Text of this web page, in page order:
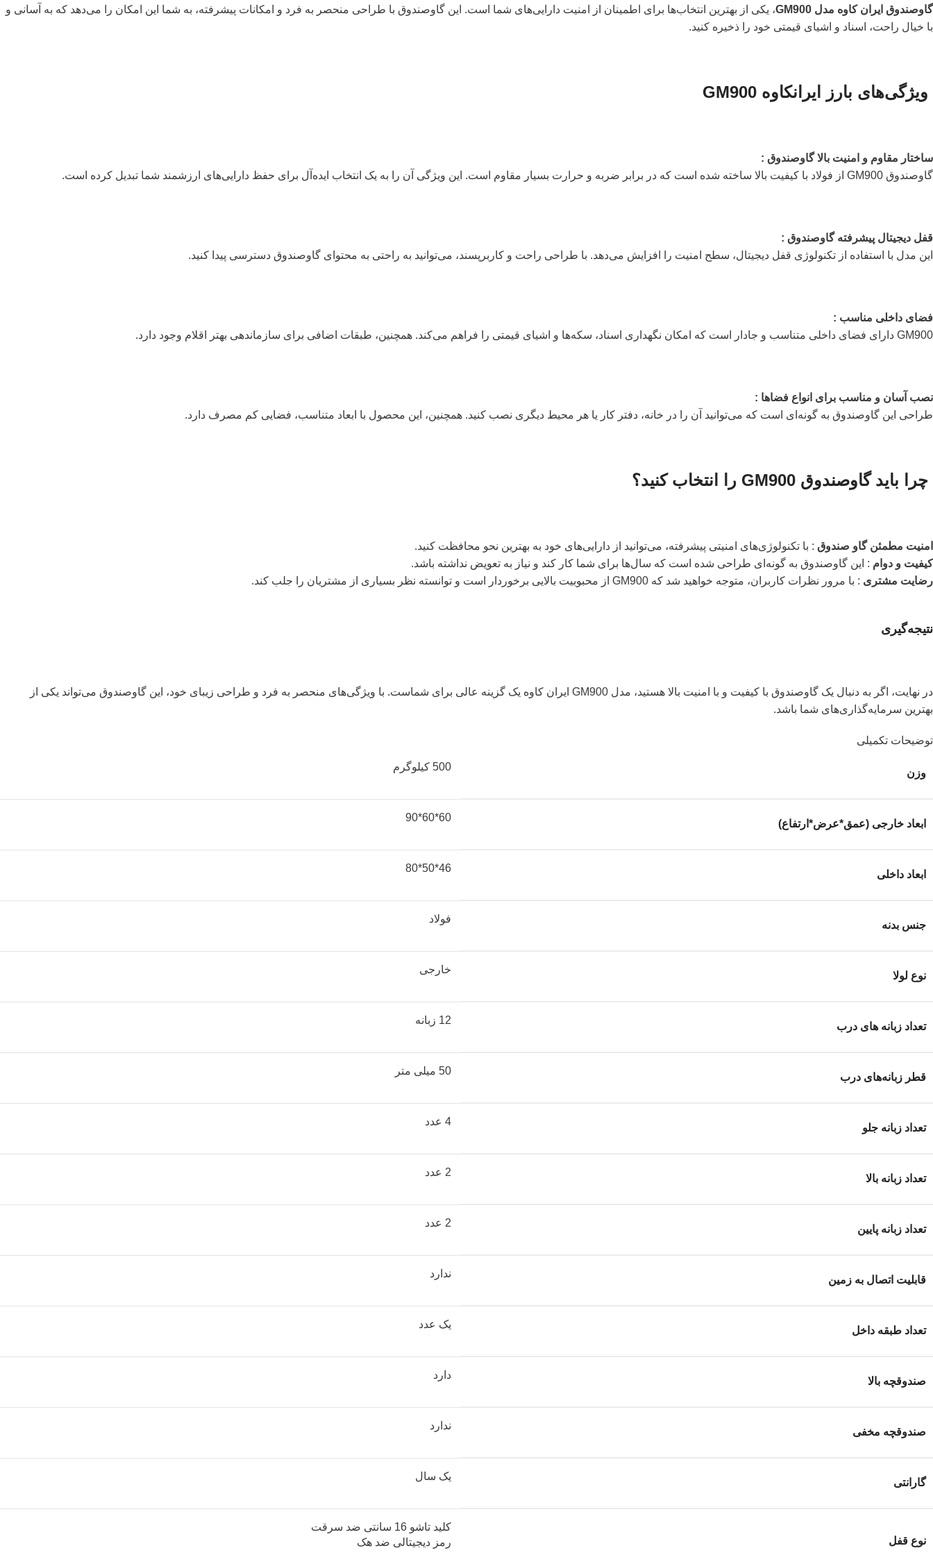
گاوصندوق ایران کاوه مدل GM900
، یکی از بهترین انتخاب‌ها برای اطمینان از امنیت دارایی‌های شما است. این گاوصندوق با طراحی منحصر به فرد و امکانات پیشرفته، به شما این امکان را می‌دهد که به آسانی و
با خیال راحت، اسناد و اشیای قیمتی خود را ذخیره کنید.
ویژگی‌های بارز ایرانکاوه GM900
ساختار مقاوم و امنیت بالا گاوصندوق :
گاوصندوق GM900 از فولاد با کیفیت بالا ساخته شده است که در برابر ضربه و حرارت بسیار مقاوم است. این ویژگی آن را به یک انتخاب ایده‌آل برای حفظ دارایی‌های ارزشمند شما تبدیل کرده است.
قفل دیجیتال پیشرفته گاوصندوق :
این مدل با استفاده از تکنولوژی قفل دیجیتال، سطح امنیت را افزایش می‌دهد. با طراحی راحت و کاربرپسند، می‌توانید به راحتی به محتوای گاوصندوق دسترسی پیدا کنید.
فضای داخلی مناسب :
GM900 دارای فضای داخلی متناسب و جادار است که امکان نگهداری اسناد، سکه‌ها و اشیای قیمتی را فراهم می‌کند. همچنین، طبقات اضافی برای سازماندهی بهتر اقلام وجود دارد.
نصب آسان و مناسب برای انواع فضاها :
طراحی این گاوصندوق به گونه‌ای است که می‌توانید آن را در خانه، دفتر کار یا هر محیط دیگری نصب کنید. همچنین، این محصول با ابعاد متناسب، فضایی کم مصرف دارد.
چرا باید گاوصندوق GM900 را انتخاب کنید؟
امنیت مطمئن گاو صندوق : با تکنولوژی‌های امنیتی پیشرفته، می‌توانید از دارایی‌های خود به بهترین نحو محافظت کنید.
کیفیت و دوام : این گاوصندوق به گونه‌ای طراحی شده است که سال‌ها برای شما کار کند و نیاز به تعویض نداشته باشد.
رضایت مشتری : با مرور نظرات کاربران، متوجه خواهید شد که GM900 از محبوبیت بالایی برخوردار است و توانسته نظر بسیاری از مشتریان را جلب کند.
نتیجه‌گیری
در نهایت، اگر به دنبال یک گاوصندوق با کیفیت و با امنیت بالا هستید، مدل GM900 ایران کاوه یک گزینه عالی برای شماست. با ویژگی‌های منحصر به فرد و طراحی زیبای خود، این گاوصندوق می‌تواند یکی از
بهترین سرمایه‌گذاری‌های شما باشد.
توضیحات تکمیلی
وزن
500 کیلوگرم
ابعاد خارجی (عمق*عرض*ارتفاع)
60*60*90
ابعاد داخلی
46*50*80
جنس بدنه
فولاد
نوع لولا
خارجی
تعداد زبانه های درب
12 زبانه
قطر زبانه‌های درب
50 میلی متر
تعداد زبانه جلو
4 عدد
تعداد زبانه بالا
2 عدد
تعداد زبانه پایین
2 عدد
قابلیت اتصال به زمین
ندارد
تعداد طبقه داخل
یک عدد
صندوقچه بالا
دارد
صندوقچه مخفی
ندارد
گارانتی
یک سال
نوع قفل
کلید تاشو 16 سانتی ضد سرقت
رمز دیجیتالی ضد هک